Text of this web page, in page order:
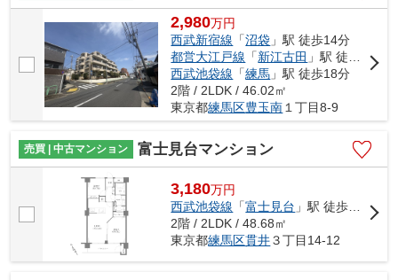
2,980万円
西武新宿線 「沼袋 」駅 徒歩14分
都営大江戸線 「新江古田 」駅 徒歩18分
西武池袋線 「練馬 」駅 徒歩18分
2階 / 2LDK / 46.02㎡
東京都練馬区豊玉南 １丁目8-9
売買 | 中古マンション 富士見台マンション
3,180万円
西武池袋線 「富士見台 」駅 徒歩2分
2階 / 2LDK / 48.68㎡
東京都練馬区貫井３丁目14-12